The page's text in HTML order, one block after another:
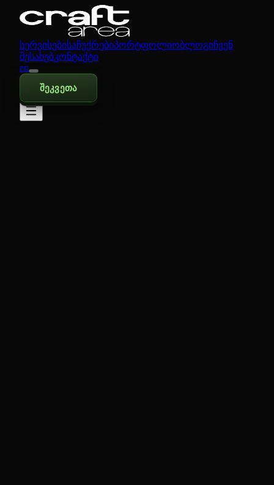
სერვისებისაჩუქრებიპორტფოლიობლოგიჩვენ
შესახებკონტაქტი
en
შეკვეთა